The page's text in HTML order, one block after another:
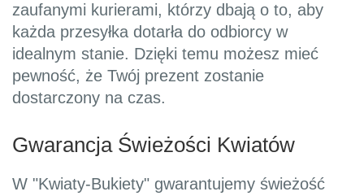
zaufanymi kurierami, którzy dbają o to, aby
każda przesyłka dotarła do odbiorcy w
idealnym stanie. Dzięki temu możesz mieć
pewność, że Twój prezent zostanie
dostarczony na czas.
Gwarancja Świeżości Kwiatów
W "Kwiaty-Bukiety" gwarantujemy świeżość